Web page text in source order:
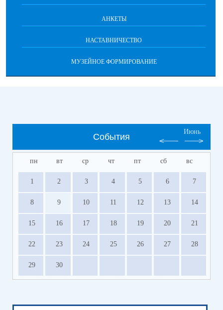
АНКЕТЫ
НАСТАВНИЧЕСТВО
МУЗЕЙНОЕ ФОРМИРОВАНИЕ
События
Июнь
пн вт ср чт пт сб вс
1 2 3 4 5 6 7
8 9 10 11 12 13 14
15 16 17 18 19 20 21
22 23 24 25 26 27 28
29 30